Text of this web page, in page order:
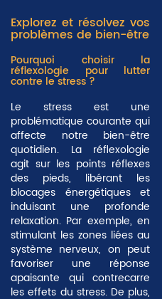
Explorez et résolvez vos
problèmes de bien-être
Pourquoi choisir la
réflexologie pour lutter
contre le stress ?
Le stress est une
problématique courante qui
affecte notre bien-être
quotidien. La réflexologie
agit sur les points réflexes
des pieds, libérant les
blocages énergétiques et
induisant une profonde
relaxation. Par exemple, en
stimulant les zones liées au
système nerveux, on peut
favoriser une réponse
apaisante qui contrecarre
les effets du stress. De plus,